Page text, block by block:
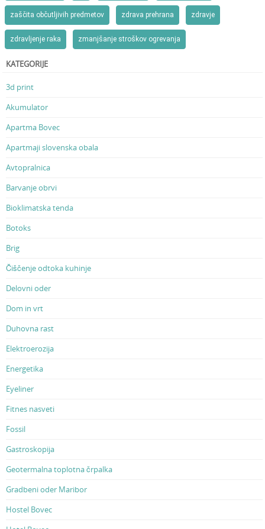
zaščita občutljivih predmetov zdrava prehrana zdravje
zdravljenje raka zmanjšanje stroškov ogrevanja
KATEGORIJE
3d print
Akumulator
Apartma Bovec
Apartmaji slovenska obala
Avtopralnica
Barvanje obrvi
Bioklimatska tenda
Botoks
Brig
Čiščenje odtoka kuhinje
Delovni oder
Dom in vrt
Duhovna rast
Elektroerozija
Energetika
Eyeliner
Fitnes nasveti
Fossil
Gastroskopija
Geotermalna toplotna črpalka
Gradbeni oder Maribor
Hostel Bovec